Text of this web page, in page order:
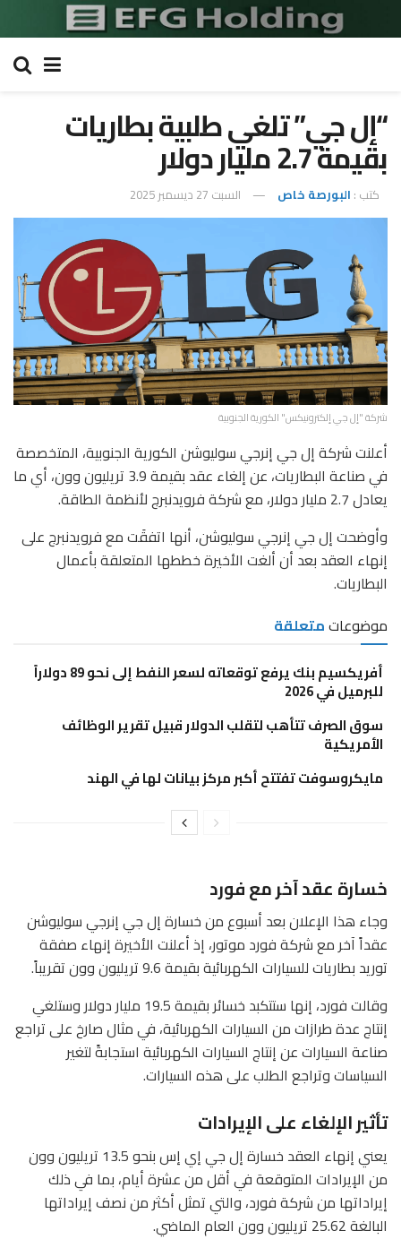
“إل جي” تلغي طلبية بطاريات
بقيمة 2.7 مليار دولار
كتب : البورصة خاص السبت 27 ديسمبر 2025
شركة "إل جي إلكترونيكس" الكورية الجنوبية
أعلنت شركة إل جي إنرجي سوليوشن الكورية الجنوبية، المتخصصة
في صناعة البطاريات، عن إلغاء عقد بقيمة 3.9 تريليون وون، أي ما
يعادل 2.7 مليار دولار، مع شركة فرويدنبرج لأنظمة الطاقة.
وأوضحت إل جي إنرجي سوليوشن، أنها اتفقَت مع فرويدنبرج على
إنهاء العقد بعد أن ألغت الأخيرة خططها المتعلقة بأعمال
البطاريات.
موضوعاتمتعلقة
أفريكسيم بنك يرفع توقعاته لسعر النفط إلى نحو 89 دولاراً
للبرميل في 2026
سوق الصرف تتأهب لتقلب الدولار قبيل تقرير الوظائف
الأمريكية
مايكروسوفت تفتتح أكبر مركز بيانات لها في الهند
خسارة عقد آخر مع فورد
وجاء هذا الإعلان بعد أسبوع من خسارة إل جي إنرجي سوليوشن
عقداً آخر مع شركة فورد موتور، إذ أعلنت الأخيرة إنهاء صفقة
توريد بطاريات للسيارات الكهربائية بقيمة 9.6 تريليون وون تقريباً.
وقالت فورد، إنها ستتكبد خسائر بقيمة 19.5 مليار دولار وستلغي
إنتاج عدة طرازات من السيارات الكهربائية، في مثال صارخ على تراجع
صناعة السيارات عن إنتاج السيارات الكهربائية استجابةً لتغير
السياسات وتراجع الطلب على هذه السيارات.
تأثير الإلغاء على الإيرادات
يعني إنهاء العقد خسارة إل جي إي إس بنحو 13.5 تريليون وون
من الإيرادات المتوقعة في أقل من عشرة أيام، بما في ذلك
إيراداتها من شركة فورد، والتي تمثل أكثر من نصف إيراداتها
البالغة 25.62 تريليون وون العام الماضي.